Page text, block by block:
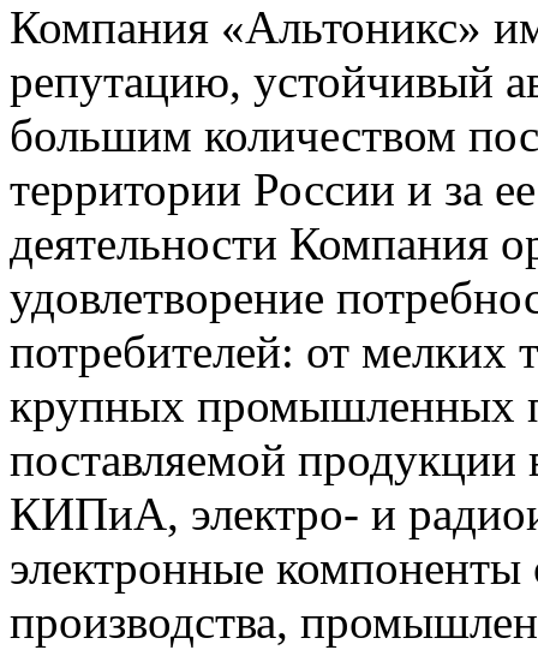
Компания «Альтоникс»
репутацию, устойчивый
большим количеством
территории России и за
деятельности Компания
удовлетворение
потребителей: от мелких
крупных промышленных
поставляемой продукции
КИПиА, электро- и
электронные компоненты
производства,